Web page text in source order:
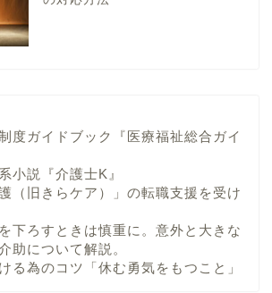
度ガイドブック『医療福祉総合ガイ
小説『介護士K』
（旧きらケア）」の転職支援を受け
下ろすときは慎重に。意外と大きな
助について解説。
る為のコツ「休む勇気をもつこと」